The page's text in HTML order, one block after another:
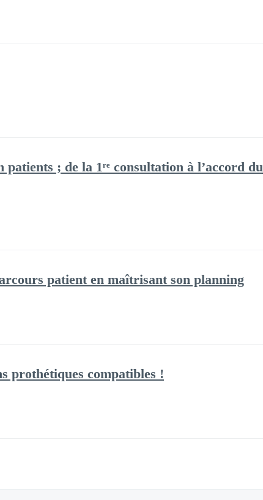
; de la 1ʳᵉ consultation à l’accord du
patient en maîtrisant son planning
prothétiques compatibles !